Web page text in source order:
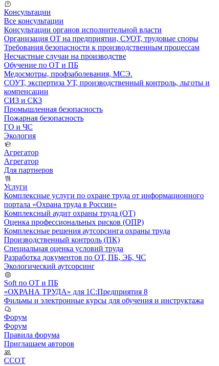
Консультации
Все консультации
Консультации органов исполнительной власти
Организация ОТ на предприятии, СУОТ, трудовые споры
Требования безопасности к производственным процессам
Несчастные случаи на производстве
Обучение по ОТ и ПБ
Медосмотры, профзаболевания, МСЭ.
СОУТ, экспертиза УТ, производственный контроль, льготы и
компенсации
СИЗ и СКЗ
Промышленная безопасность
Пожарная безопасность
ГО и ЧС
Экология
Агрегатор
Агрегатор
Для партнеров
Услуги
Комплексные услуги по охране труда от информационного
портала «Охрана труда в России»
Комплексный аудит охраны труда (ОТ)
Оценка профессиональных рисков (ОПР)
Комплексные решения аутсорсинга охраны труда
Производственный контроль (ПК)
Специальная оценка условий труда
Разработка документов по ОТ, ПБ, ЭБ, ЧС
Экологический аутсорсинг
Soft по ОТ и ПБ
«ОХРАНА ТРУДА» для 1С:Предприятия 8
Фильмы и электронные курсы для обучения и инструктажа
Форум
Форум
Правила форума
Приглашаем авторов
ССОТ